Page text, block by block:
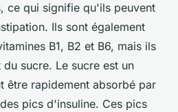
ce qui signifie qu'ils peuvent
Ils sont également
B1, B2 et B6, mais ils
sucre. Le sucre est un
être rapidement absorbé par
pics d'insuline. Ces pics